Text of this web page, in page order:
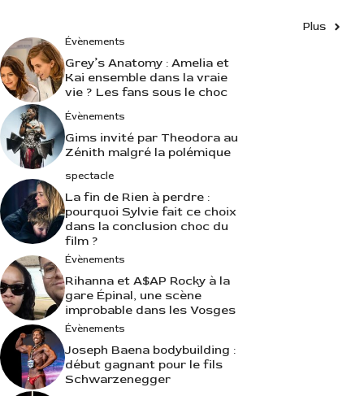
Plus
Évènements
Grey’s Anatomy : Amelia et
Kai ensemble dans la vraie
vie ? Les fans sous le choc
Évènements
Gims invité par Theodora au
Zénith malgré la polémique
spectacle
La fin de Rien à perdre :
pourquoi Sylvie fait ce choix
dans la conclusion choc du
film ?
Évènements
Rihanna et A$AP Rocky à la
gare Épinal, une scène
improbable dans les Vosges
Évènements
Joseph Baena bodybuilding :
début gagnant pour le fils
Schwarzenegger